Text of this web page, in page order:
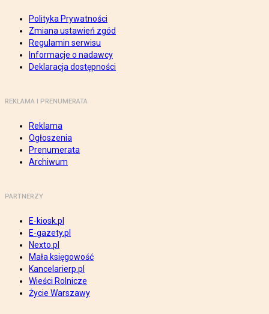
Polityka Prywatności
Zmiana ustawień zgód
Regulamin serwisu
Informacje o nadawcy
Deklaracja dostępności
REKLAMA I PRENUMERATA
Reklama
Ogłoszenia
Prenumerata
Archiwum
PARTNERZY
E-kiosk.pl
E-gazety.pl
Nexto.pl
Mała księgowość
Kancelarierp.pl
Wieści Rolnicze
Życie Warszawy